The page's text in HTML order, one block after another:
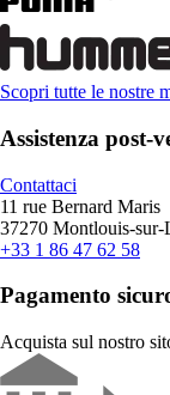
Scopri tutte le nostre
Assistenza post-
Contattaci
11 rue Bernard Maris
37270 Montlouis-sur-
+33 1 86 47 62 58
Pagamento
Acquista sul nostro